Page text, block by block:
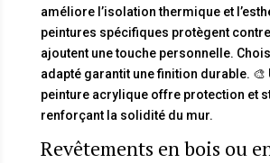
améliore l’isolation thermique et
peintures spécifiques protègent
ajoutent une touche personnelle.
adapté garantit une finition durable. 🎨
peinture acrylique offre protection et
renforçant la solidité du mur.
Revêtements en bois ou